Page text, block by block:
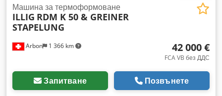
Arbon 1 366 km
Машина за термоформоване
ILLIG RDM K 50 & GREINER
STAPELUNG
42 000 €
FCA VB без ДДС
Запитване Позвънете